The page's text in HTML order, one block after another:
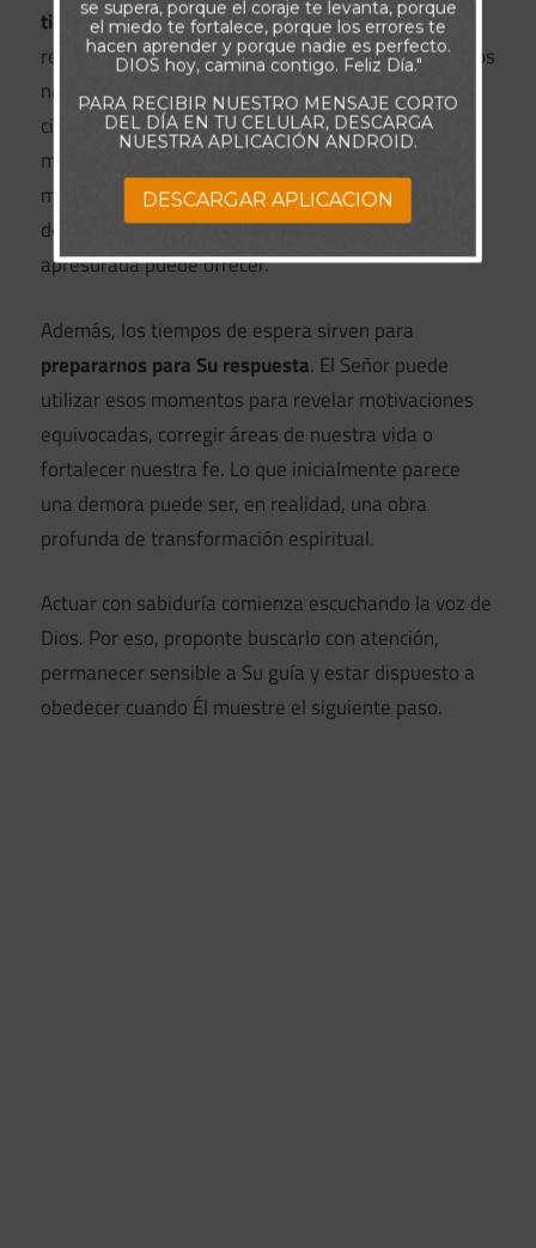
tiempo perfecto. Muchas veces queremos
respuestas inmediatas, pero Dios ve lo que nosotros
no vemos. Durante ese período, Él acomoda las
circunstancias, prepara nuestro corazón y obra de
maneras que quizá no comprendemos en el
momento. Saber que estamos caminando al ritmo
de Dios trae una paz que ninguna decisión
apresurada puede ofrecer.
Además, los tiempos de espera sirven para
prepararnos para Su respuesta. El Señor puede
utilizar esos momentos para revelar motivaciones
equivocadas, corregir áreas de nuestra vida o
fortalecer nuestra fe. Lo que inicialmente parece
una demora puede ser, en realidad, una obra
profunda de transformación espiritual.
Actuar con sabiduría comienza escuchando la voz de
Dios. Por eso, proponte buscarlo con atención,
permanecer sensible a Su guía y estar dispuesto a
obedecer cuando Él muestre el siguiente paso.
se supera, porque el coraje te levanta, porque
el miedo te fortalece, porque los errores te
hacen aprender y porque nadie es perfecto.
DIOS hoy, camina contigo. Feliz Día."
PARA RECIBIR NUESTRO MENSAJE CORTO
DEL DÍA EN TU CELULAR, DESCARGA
NUESTRA APLICACIÓN ANDROID.
DESCARGAR APLICACION